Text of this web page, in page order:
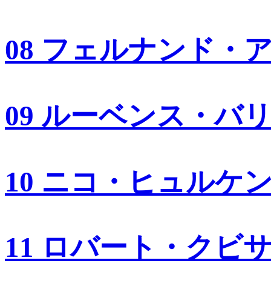
08 フェルナンド・
09 ルーベンス・バ
10 ニコ・ヒュルケ
11 ロバート・クビ